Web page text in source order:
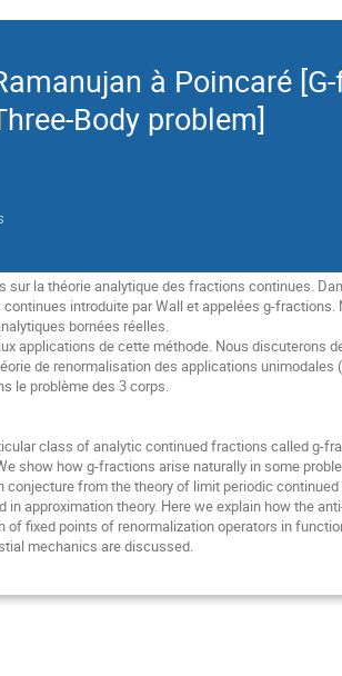
à Poincaré
Body problem]
sur la théorie analytique des fractions continues.
introduite par Wall et appelées g-
bornées réelles.
applications de cette méthode. Nous discuterons
de renormalisation des applications unimodales
le problème des 3 corps.
class of analytic continued fractions called g-
show how g-fractions arise naturally in some
conjecture from the theory of limit periodic
approximation theory. Here we explain how the
fixed points of renormalization operators in
mechanics are discussed.